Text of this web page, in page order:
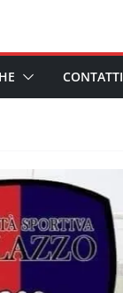
CONTATTI